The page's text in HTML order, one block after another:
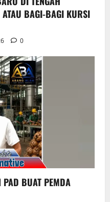
BAGI-BAGI KURSI
0
PAD BUAT PEMDA